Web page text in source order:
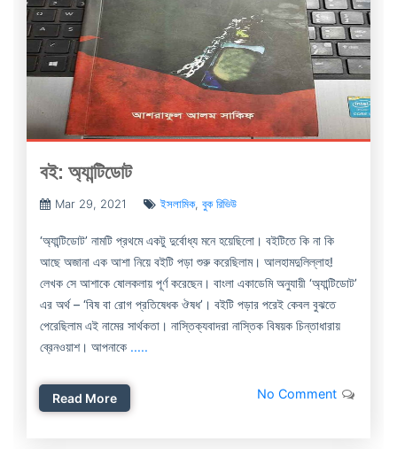
বই: অ্যান্টিডোট
Mar 29, 2021 ইসলামিক, বুক রিভিউ
‘অ্যান্টিডোট’ নামটি প্রথমে একটু দুর্বোধ্য মনে হয়েছিলো। বইটিতে কি না কি
আছে অজানা এক আশা নিয়ে বইটি পড়া শুরু করেছিলাম। আলহামদুলিল্লাহ!
লেখক সে আশাকে ষোলকলায় পূর্ণ করেছেন। বাংলা একাডেমি অনুযায়ী ‘অ্যান্টিডোট’
এর অর্থ – ‘বিষ বা রোগ প্রতিষেধক ঔষধ’। বইটি পড়ার পরেই কেবল বুঝতে
পেরেছিলাম এই নামের সার্থকতা। নাস্তিক্যবাদরা নাস্তিক বিষয়ক চিন্তাধারায়
ব্রেনওয়াশ। আপনাকে .....
Read More No Comment